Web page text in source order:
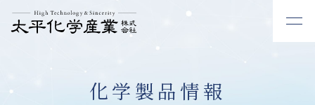
化学製品情報